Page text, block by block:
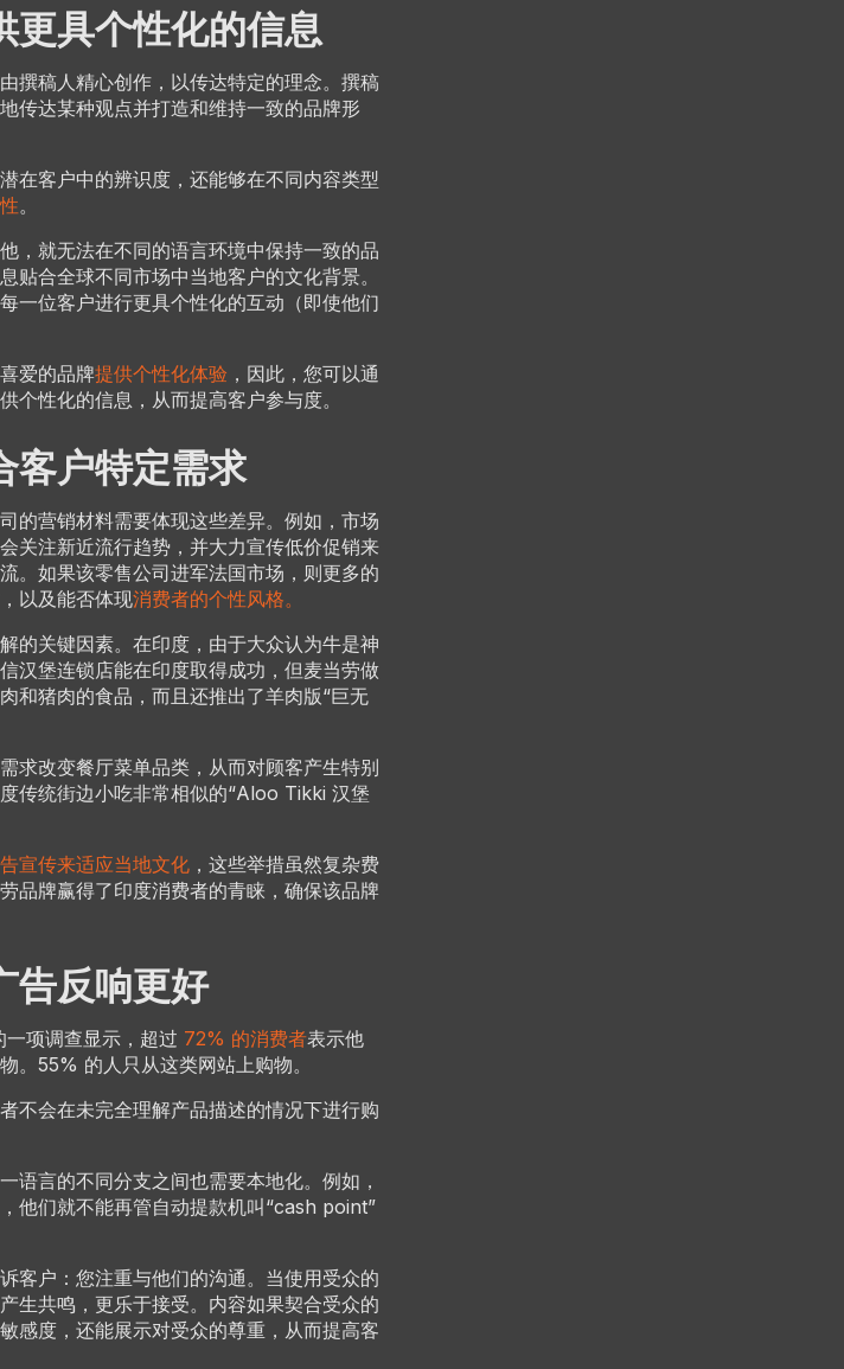
更具个性化的信息
撰稿人精心创作，以传达特定的理念。撰稿
传达某种观点并打造和维持一致的品牌形
在客户中的辨识度，还能够在不同内容类型
。
，就无法在不同的语言环境中保持一致的品
贴合全球不同市场中当地客户的文化背景。
一位客户进行更具个性化的互动（即使他们
爱的品牌提供个性化体验 ，因此，您可以通
个性化的信息，从而提高客户参与度。
客户特定需求
的营销材料需要体现这些差异。例如，市场
关注新近流行趋势，并大力宣传低价促销来
。如果该零售公司进军法国市场，则更多的
以及能否体现消费者的个性风格。
的关键因素。在印度，由于大众认为牛是神
汉堡连锁店能在印度取得成功，但麦当劳做
和猪肉的食品，而且还推出了羊肉版“巨无
求改变餐厅菜单品类，从而对顾客产生特别
传统街边小吃非常相似的“Aloo Tikki 汉堡
宣传来适应当地文化 ，这些举措虽然复杂费
品牌赢得了印度消费者的青睐，确保该品牌
告反响更好
项调查显示，超过 72% 的消费者表示他
。55% 的人只从这类网站上购物。
不会在未完全理解产品描述的情况下进行购
语言的不同分支之间也需要本地化。例如，
他们就不能再管自动提款机叫“cash point”
客户：您注重与他们的沟通。当使用受众的
生共鸣，更乐于接受。内容如果契合受众的
感度，还能展示对受众的尊重，从而提高客